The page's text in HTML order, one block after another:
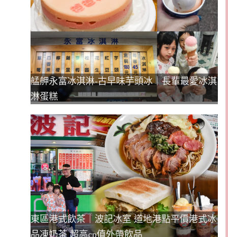
艋舺永富冰淇淋-古早味芋頭冰｜長輩最愛冰淇
淋蛋糕
東區港式飲茶｜波記冰室 道地港點平價港式冰
品凍奶茶 超高cp值外帶飲品